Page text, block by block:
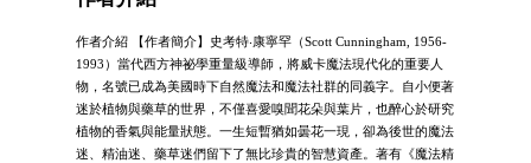
作者介紹 【作者簡介】史考特‧康寧罕（Scott Cunningham, 1956-
1993）當代西方神祕學重量級導師，將威卡魔法現代化的重要人
物，名號已成為美國時下自然魔法和魔法社群的同義字。自小便著
迷於植物與藥草的世界，不僅喜愛嗅聞花朵與葉片，也醉心於研究
植物的香氣與能量狀態。一生短暫猶如曇花一現，卻為後世的魔法
迷、精油迷、藥草迷們留下了無比珍貴的智慧資產。著有《魔法精